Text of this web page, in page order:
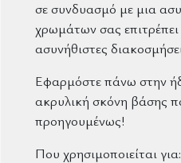
σε συνδυασμό με μια
χρωμάτων σας
ασυνήθιστες
Εφαρμόστε πάνω στην
ακρυλική σκόνη βάσης
προηγουμένως!
Που χρησιμοποιείται για: